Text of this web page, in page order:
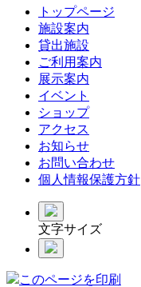
トップページ
施設案内
貸出施設
ご利用案内
展示案内
イベント
ショップ
アクセス
お知らせ
お問い合わせ
個人情報保護方針
文字サイズ
このページを印刷